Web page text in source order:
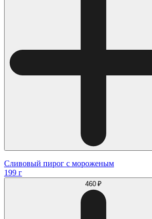
Сливовый пирог с мороженым
199 г
460 ₽